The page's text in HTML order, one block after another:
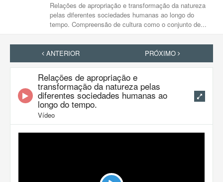
Relações de apropriação e transformação da natureza
pelas diferentes sociedades humanas ao longo do
tempo. Compreensão de cultura como o conjunto de...
ANTERIOR PRÓXIMO
Relações de apropriação e
transformação da natureza pelas
diferentes sociedades humanas ao
longo do tempo.
Vídeo